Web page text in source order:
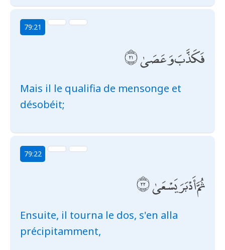
79:21
فَكَذَّبَ وَعَصَىٰ
Mais il le qualifia de mensonge et
désobéit;
79:22
ثُمَّ أَدْبَرَ يَسْعَىٰ
Ensuite, il tourna le dos, s'en alla
précipitamment,